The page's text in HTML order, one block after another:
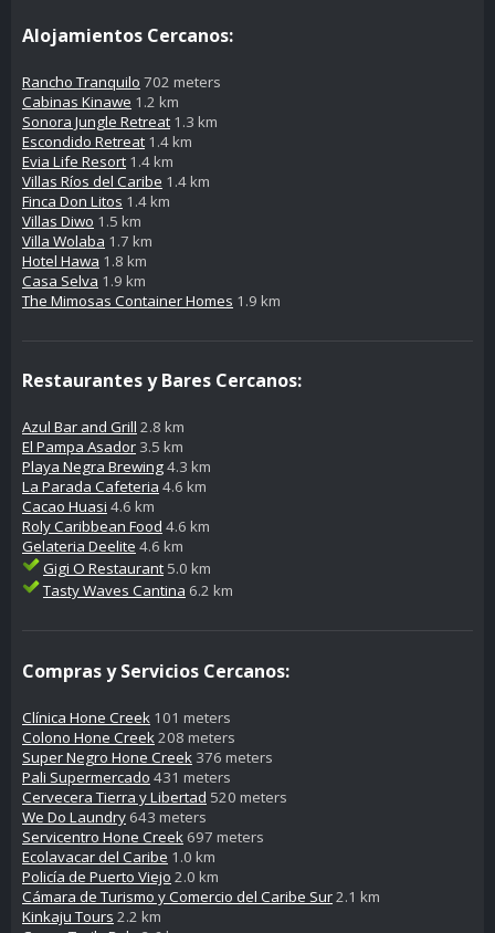
Alojamientos Cercanos:
Rancho Tranquilo 702 meters
Cabinas Kinawe 1.2 km
Sonora Jungle Retreat 1.3 km
Escondido Retreat 1.4 km
Evia Life Resort 1.4 km
Villas Ríos del Caribe 1.4 km
Finca Don Litos 1.4 km
Villas Diwo 1.5 km
Villa Wolaba 1.7 km
Hotel Hawa 1.8 km
Casa Selva 1.9 km
The Mimosas Container Homes 1.9 km
Restaurantes y Bares Cercanos:
Azul Bar and Grill 2.8 km
El Pampa Asador 3.5 km
Playa Negra Brewing4.3 km
La Parada Cafeteria 4.6 km
Cacao Huasi 4.6 km
Roly Caribbean Food 4.6 km
Gelateria Deelite 4.6 km
Gigi O Restaurant 5.0 km
Tasty Waves Cantina 6.2 km
Compras y Servicios Cercanos:
Clínica Hone Creek 101 meters
Colono Hone Creek208 meters
Super Negro Hone Creek 376 meters
Pali Supermercado 431 meters
Cervecera Tierra y Libertad 520 meters
We Do Laundry 643 meters
Servicentro Hone Creek 697 meters
Ecolavacar del Caribe 1.0 km
Policía de Puerto Viejo 2.0 km
Cámara de Turismo y Comercio del Caribe Sur2.1 km
Kinkaju Tours 2.2 km